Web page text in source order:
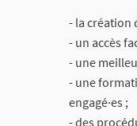
- la création
- un accès
- une
- une
engagé·es ;
- des